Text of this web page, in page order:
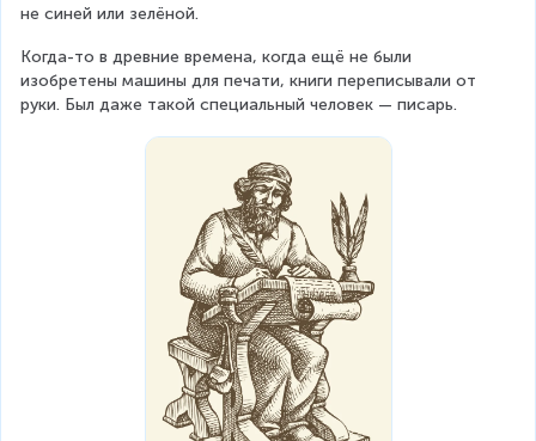
не синей или зелёной.
Когда-то в древние времена, когда ещё не были
изобретены машины для печати, книги переписывали от
руки. Был даже такой специальный человек — писарь.